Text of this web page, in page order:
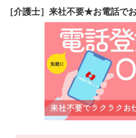
［介護士］来社不要★お電話で